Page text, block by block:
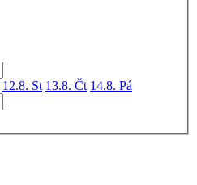
12.8. St 13.8. Čt 14.8. Pá